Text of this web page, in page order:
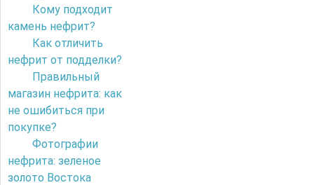
Кому подходит
камень нефрит?
Как отличить
нефрит от подделки?
Правильный
магазин нефрита: как
не ошибиться при
покупке?
Фотографии
нефрита: зеленое
золото Востока